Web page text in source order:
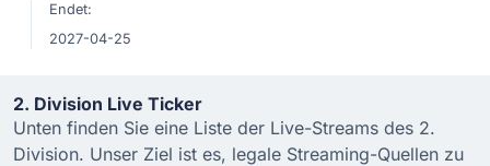
Endet:
2027-04-25
2. Division Live Ticker
Unten finden Sie eine Liste der Live-Streams des 2.
Division. Unser Ziel ist es, legale Streaming-Quellen zu